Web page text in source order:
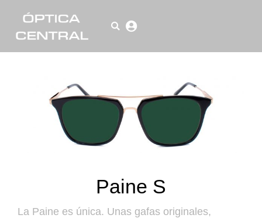
Paine S
La Paine es única. Unas gafas originales,